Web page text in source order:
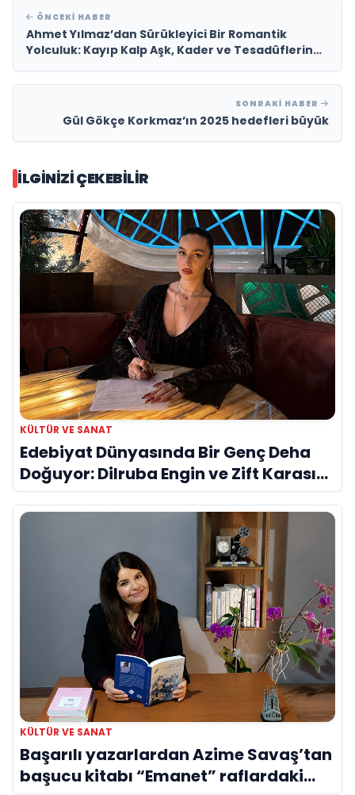
ÖNCEKI HABER
Ahmet Yılmaz’dan Sürükleyici Bir Romantik
Yolculuk: Kayıp Kalp Aşk, Kader ve Tesadüflerin
SONRAKI HABER
Gül Gökçe Korkmaz’ın 2025 hedefleri büyük
İLGINIZI ÇEKEBILIR
KÜLTÜR VE SANAT
Edebiyat Dünyasında Bir Genç Deha
Doğuyor: Dilruba Engin ve Zift Karası
Evreni ‘AVENOİR’
KÜLTÜR VE SANAT
Başarılı yazarlardan Azime Savaş’tan
başucu kitabı “Emanet” raflardaki